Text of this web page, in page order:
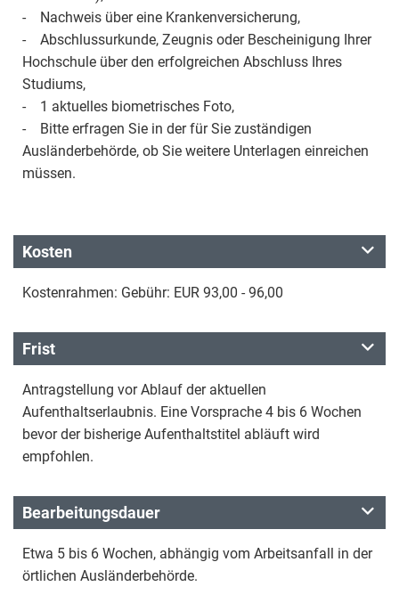
- Nachweis über eine Krankenversicherung,
- Abschlussurkunde, Zeugnis oder Bescheinigung Ihrer
Hochschule über den erfolgreichen Abschluss Ihres
Studiums,
- 1 aktuelles biometrisches Foto,
- Bitte erfragen Sie in der für Sie zuständigen
Ausländerbehörde, ob Sie weitere Unterlagen einreichen
müssen.
Kosten
Kostenrahmen: Gebühr: EUR 93,00 - 96,00
Frist
Antragstellung vor Ablauf der aktuellen
Aufenthaltserlaubnis. Eine Vorsprache 4 bis 6 Wochen
bevor der bisherige Aufenthaltstitel abläuft wird
empfohlen.
Bearbeitungsdauer
Etwa 5 bis 6 Wochen, abhängig vom Arbeitsanfall in der
örtlichen Ausländerbehörde.